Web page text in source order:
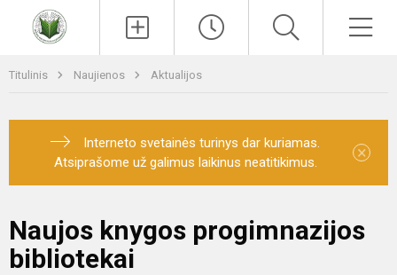
Titulinis Naujienos Aktualijos
Interneto svetainės turinys dar kuriamas.
Atsiprašome už galimus laikinus neatitikimus.
×
Naujos knygos progimnazijos
bibliotekai